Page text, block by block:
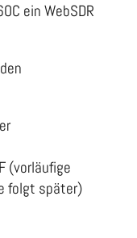
ein WebSDR
(vorläufige
folgt später)